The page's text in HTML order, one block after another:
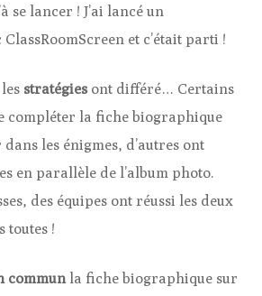
se lancer ! J’ai lancé un
ClassRoomScreen et c’était parti !
stratégies ont différé… Certains
compléter la fiche biographique
les énigmes, d’autres ont
en parallèle de l’album photo.
des équipes ont réussi les deux
toutes !
commun la fiche biographique sur